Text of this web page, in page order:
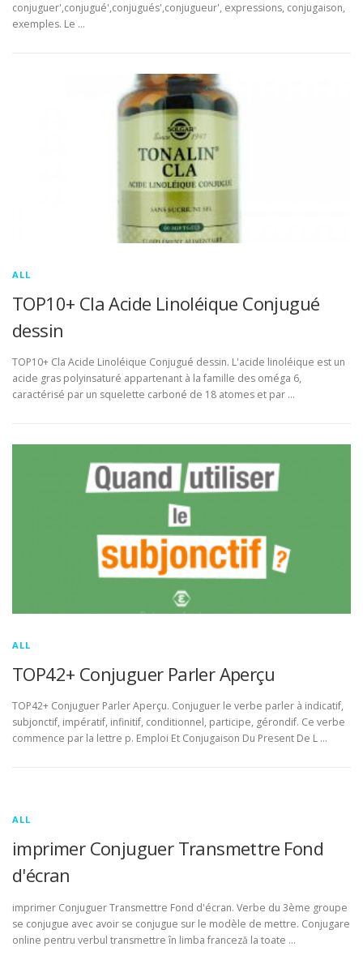
conjuguer',conjugué',conjugués',conjugueur', expressions, conjugaison,
exemples. Le …
ALL
TOP10+ Cla Acide Linoléique Conjugué
dessin
TOP10+ Cla Acide Linoléique Conjugué dessin. L'acide linoléique est un
acide gras polyinsaturé appartenant à la famille des oméga 6,
caractérisé par un squelette carboné de 18 atomes et par …
ALL
TOP42+ Conjuguer Parler Aperçu
TOP42+ Conjuguer Parler Aperçu. Conjuguer le verbe parler à indicatif,
subjonctif, impératif, infinitif, conditionnel, participe, gérondif. Ce verbe
commence par la lettre p. Emploi Et Conjugaison Du Present De L …
ALL
imprimer Conjuguer Transmettre Fond
d'écran
imprimer Conjuguer Transmettre Fond d'écran. Verbe du 3ème groupe
se conjugue avec avoir se conjugue sur le modèle de mettre. Conjugare
online pentru verbul transmettre în limba franceză la toate …